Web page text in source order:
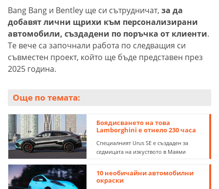
Bang Bang и Bentley ще си сътрудничат, за да
добавят лични щрихи към персонализирани
автомобили, създадени по поръчка от клиенти.
Те вече са започнали работа по следващия си
съвместен проект, който ще бъде представен през
2025 година.
Още по темата:
Боядисването на това
Lamborghini е отнело 230 часа
Специалният Urus SE е създаден за
седмицата на изкуството в Маями
10 необичайни автомобилни
окраски